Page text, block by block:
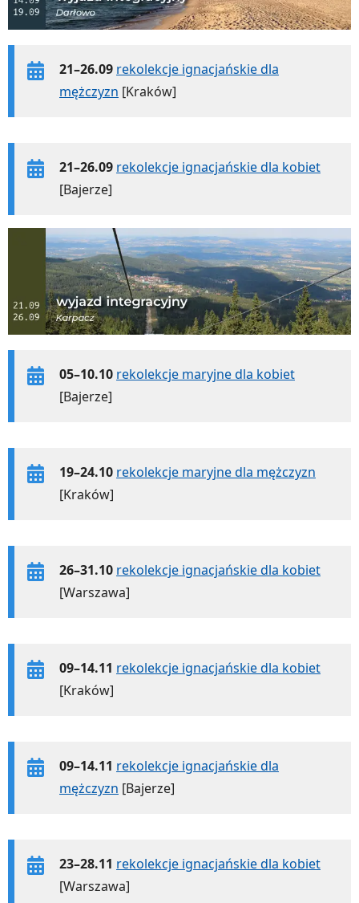
21–26.09 rekolekcje ignacjańskie dla
mężczyzn [Kraków]
21–26.09 rekolekcje ignacjańskie dla kobiet
[Bajerze]
05–10.10 rekolekcje maryjne dla kobiet
[Bajerze]
19–24.10 rekolekcje maryjne dla mężczyzn
[Kraków]
26–31.10 rekolekcje ignacjańskie dla kobiet
[Warszawa]
09–14.11 rekolekcje ignacjańskie dla kobiet
[Kraków]
09–14.11 rekolekcje ignacjańskie dla
mężczyzn [Bajerze]
23–28.11 rekolekcje ignacjańskie dla kobiet
[Warszawa]